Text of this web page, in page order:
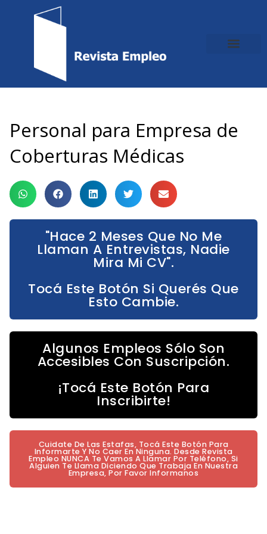
Personal para Empresa de
Coberturas Médicas
"Hace 2 Meses Que No Me
Llaman A Entrevistas, Nadie
Mira Mi CV".
Tocá Este Botón Si Querés Que
Esto Cambie.
Algunos Empleos Sólo Son
Accesibles Con Suscripción.
¡Tocá Este Botón Para
Inscribirte!
Cuidate De Las Estafas, Tocá Este Botón Para
Informarte Y No Caer En Ninguna. Desde Revista
Empleo NUNCA Te Vamos A Llamar Por Teléfono, Si
Alguien Te Llama Diciendo Que Trabaja En Nuestra
Empresa, Por Favor Informanos